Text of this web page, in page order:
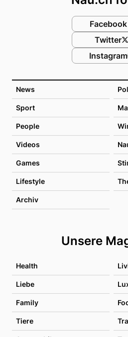
News
Sport
People
Videos
Games
Lifestyle
Archiv
Unsere
Health
Liebe
Family
Tiere
Facebook
Twitter
Instagram